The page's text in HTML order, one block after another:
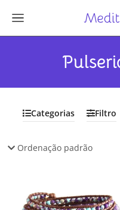
Categorias Filtro